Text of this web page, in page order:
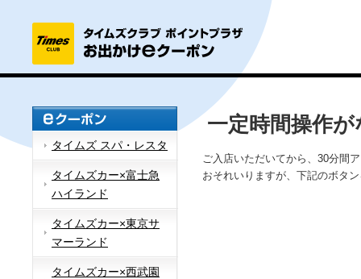
タイムズ スパ・レスタ
タイムズカー×富士急
ハイランド
タイムズカー×東京サ
マーランド
タイムズカー×西武園
一定時間操作
ご入店いただいてから、30分間
おそれいりますが、下記のボタ